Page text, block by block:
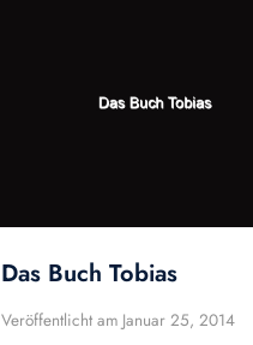
Das Buch Tobias
Veröffentlicht am Januar 25, 2014